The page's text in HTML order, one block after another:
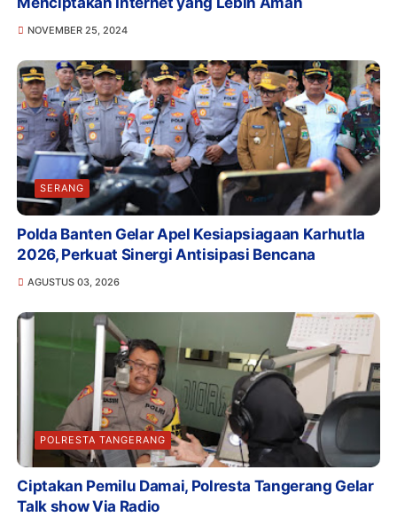
NOVEMBER 25, 2024
SERANG
Polda Banten Gelar Apel Kesiapsiagaan Karhutla
2026, Perkuat Sinergi Antisipasi Bencana
AGUSTUS 03, 2026
POLRESTA TANGERANG
Ciptakan Pemilu Damai, Polresta Tangerang Gelar
Talk show Via Radio